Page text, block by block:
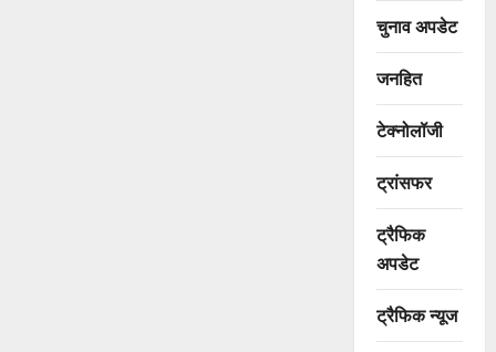
चुनाव अपडेट
जनहित
टेक्नोलॉजी
ट्रांसफर
ट्रैफिक
अपडेट
ट्रैफिक न्यूज